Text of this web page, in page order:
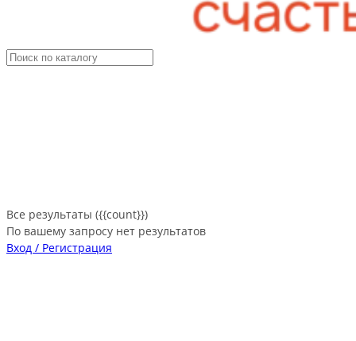
Все результаты ({{count}})
По вашему запросу нет результатов
Вход / Регистрация